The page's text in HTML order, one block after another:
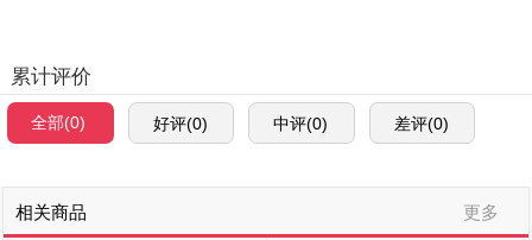
累计评价
全部(0) 好评(0) 中评(0) 差评(0)
相关商品 更多